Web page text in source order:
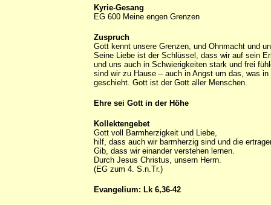
Kyrie-Gesang
EG 600 Meine engen Grenzen
Zuspruch
Gott kennt unsere Grenzen, und Ohnmacht und
Seine Liebe ist der Schlüssel, dass wir auf sein
und uns auch in Schwierigkeiten stark und frei
sind wir zu Hause – auch in Angst um das, was in
geschieht. Gott ist der Gott aller Menschen.
Ehre sei Gott in der Höhe
Kollektengebet
Gott voll Barmherzigkeit und Liebe,
hilf, dass auch wir barmherzig sind und die
Gib, dass wir einander verstehen lernen.
Durch Jesus Christus, unsern Herrn.
(EG zum 4. S.n.Tr.)
Evangelium: Lk 6,36-42